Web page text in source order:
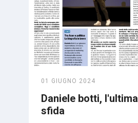
01 GIUGNO 2024
Daniele botti, l'ultima
sfida